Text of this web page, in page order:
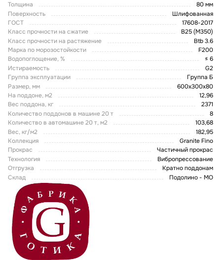
Толщина
80 мм
Поверхность
Шлифованная
ГОСТ
17608-2017
Класс прочности на сжатие
В25 (М350)
Класс прочности на растяжение
Btb 3.6
Марка по морозостойкости
F200
Водопоглощение, %
≤ 6
Истираемость
G2
Группа эксплуатации
Группа Б
Размер, мм
600х300х80
На поддоне, м2
12,96
Вес поддона, кг
2371
Количество поддонов в машине 20 т
8
Количество в автомашине 20 т, м2
103,68
Вес, кг/м2
182,95
Коллекция
Granite Fino
Прокрас
Частичный прокрас
Технология
Вибропрессование
Отгрузка
Кратно поддонам
Склад
Подолино - МО